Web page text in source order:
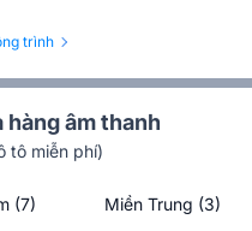
vào âm thanh và USBA ở mặt
SRS-XG300
mẽ
bộ loa thông thường, model
có màng chắn không tròn
trình
âm thanh
tô miễn phí)
(7) Miền Trung (3)